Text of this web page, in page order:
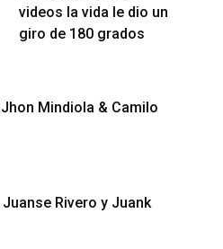
videos la vida le dio un
giro de 180 grados
Mindiola & Camilo
Rivero y Juank